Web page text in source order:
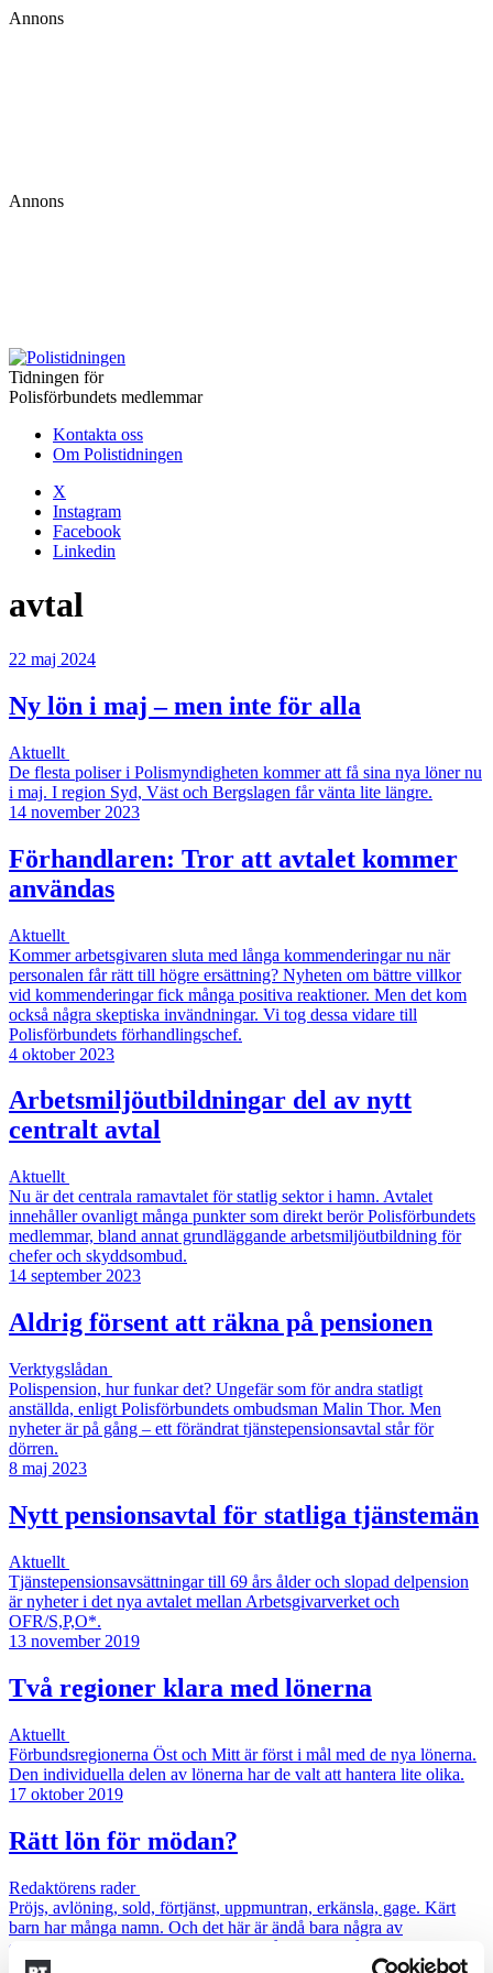
Annons
Annons
Tidningen för
Polisförbundets medlemmar
Kontakta oss
Om Polistidningen
X
Instagram
Facebook
Linkedin
avtal
22 maj 2024
Ny lön i maj – men inte för alla
Aktuellt
De flesta poliser i Polismyndigheten kommer att få sina nya löner nu
i maj. I region Syd, Väst och Bergslagen får vänta lite längre.
14 november 2023
Förhandlaren: Tror att avtalet kommer
användas
Aktuellt
Kommer arbetsgivaren sluta med långa kommenderingar nu när
personalen får rätt till högre ersättning? Nyheten om bättre villkor
vid kommenderingar fick många positiva reaktioner. Men det kom
också några skeptiska invändningar. Vi tog dessa vidare till
Polisförbundets förhandlingschef.
4 oktober 2023
Arbetsmiljöutbildningar del av nytt
centralt avtal
Aktuellt
Nu är det centrala ramavtalet för statlig sektor i hamn. Avtalet
innehåller ovanligt många punkter som direkt berör Polisförbundets
medlemmar, bland annat grundläggande arbetsmiljöutbildning för
chefer och skyddsombud.
14 september 2023
Aldrig försent att räkna på pensionen
Verktygslådan
Polispension, hur funkar det? Ungefär som för andra statligt
anställda, enligt Polisförbundets ombudsman Malin Thor. Men
nyheter är på gång – ett förändrat tjänstepensionsavtal står för
dörren.
8 maj 2023
Nytt pensionsavtal för statliga tjänstemän
Aktuellt
Tjänstepensionsavsättningar till 69 års ålder och slopad delpension
är nyheter i det nya avtalet mellan Arbetsgivarverket och
OFR/S,P,O*.
13 november 2019
Två regioner klara med lönerna
Aktuellt
Förbundsregionerna Öst och Mitt är först i mål med de nya lönerna.
Den individuella delen av lönerna har de valt att hantera lite olika.
17 oktober 2019
Rätt lön för mödan?
Redaktörens rader
Pröjs, avlöning, sold, förtjänst, uppmuntran, erkänsla, gage. Kärt
barn har många namn. Och det här är ändå bara några av
synonymerna för begreppet lön som går att hitta på nätet. I ”Svensk
ordbok” finns den lite torra förklaringen: (fastställd) ersättning för